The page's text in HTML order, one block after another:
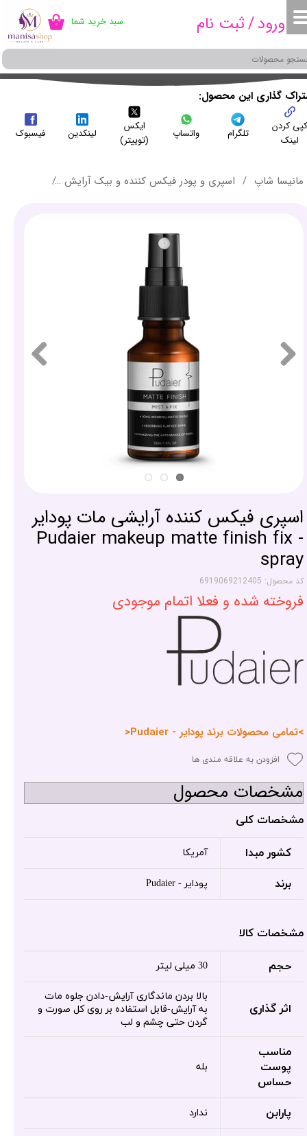
ورود/ثبت نامحساب کاربری من
تغییر گذر واژه
سفارشات
خروج از حساب کاربری
۰ سبد خرید شما
مانیسا شاپ اسپری و پودر فیکس کننده و بیک آرایش
اسپری فیکس کننده آرایشی مات پودایر
- Pudaier makeup matte finish fix
spray
کد محصول: 6919069212405
فروخته شده و فعلا اتمام موجودی
>تمامی محصولات برند پودایر - Pudaier<
افزودن به علاقه مندی ها
مشخصات محصول
مشخصات کلی
کشور مبدا آمریکا
برند پودایر - Pudaier
مشخصات کالا
حجم 30 میلی لیتر
اثر گذاری
بالا بردن ماندگاری آرایش-دادن جلوه مات
به آرایش-قابل استفاده بر روی کل صورت و
گردن حتی چشم و لب
مناسب
پوست
حساس
بله
پارابن ندارد
کردن
لینک
تلگرام واتساپ
ایکس
(توییتر)
لینکدین فیسبوک
گذاری این محصول